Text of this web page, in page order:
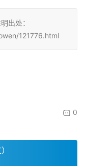
出处：
121776.html
0